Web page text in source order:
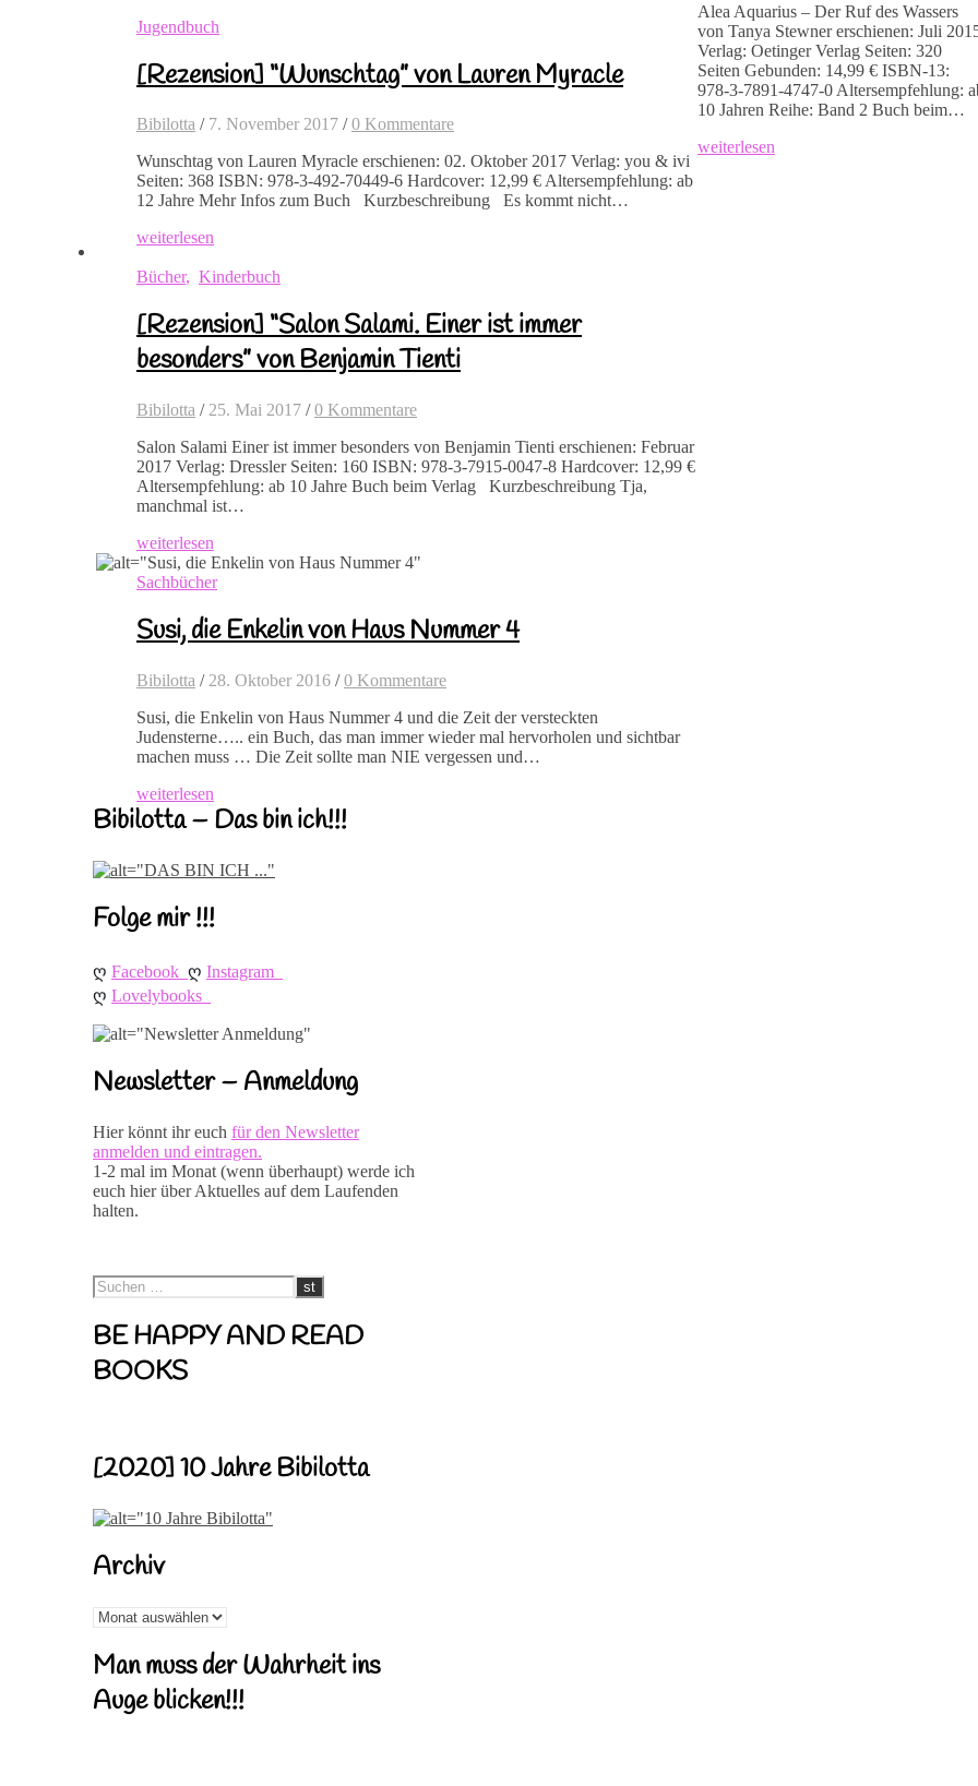
Jugendbuch
[Rezension] “Wunschtag” von Lauren Myracle
Bibilotta / 7. November 2017 / 0 Kommentare
Wunschtag von Lauren Myracle erschienen: 02. Oktober 2017 Verlag: you & ivi
Seiten: 368 ISBN: 978-3-492-70449-6 Hardcover: 12,99 € Altersempfehlung: ab
12 Jahre Mehr Infos zum Buch Kurzbeschreibung Es kommt nicht…
weiterlesen
Bücher, Kinderbuch
[Rezension] “Salon Salami. Einer ist immer
besonders” von Benjamin Tienti
Bibilotta / 25. Mai 2017 / 0 Kommentare
Salon Salami Einer ist immer besonders von Benjamin Tienti erschienen: Februar
2017 Verlag: Dressler Seiten: 160 ISBN: 978-3-7915-0047-8 Hardcover: 12,99 €
Altersempfehlung: ab 10 Jahre Buch beim Verlag Kurzbeschreibung Tja,
manchmal ist…
weiterlesen
Alea Aquarius – Der Ruf des Wassers
von Tanya Stewner erschienen: Juli
Verlag: Oetinger Verlag Seiten: 320
Seiten Gebunden: 14,99 € ISBN-13:
978-3-7891-4747-0 Altersempfehlung:
10 Jahren Reihe: Band 2 Buch beim…
weiterlesen
Sachbücher
Susi, die Enkelin von Haus Nummer 4
Bibilotta / 28. Oktober 2016 / 0 Kommentare
Susi, die Enkelin von Haus Nummer 4 und die Zeit der versteckten
Judensterne….. ein Buch, das man immer wieder mal hervorholen und sichtbar
machen muss … Die Zeit sollte man NIE vergessen und…
weiterlesen
Bibilotta – Das bin ich!!!
Folge mir !!!
ღ Facebook ღ Instagram
ღ Lovelybooks
Newsletter – Anmeldung
Hier könnt ihr euch für den Newsletter
anmelden und eintragen.
1-2 mal im Monat (wenn überhaupt) werde ich
euch hier über Aktuelles auf dem Laufenden
halten.
BE HAPPY AND READ
BOOKS
[2020] 10 Jahre Bibilotta
Archiv
Archiv
Man muss der Wahrheit ins
Auge blicken!!!